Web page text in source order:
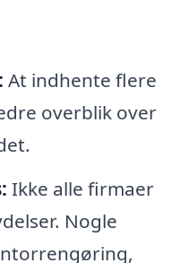
At indhente flere
overblik over
Ikke alle firmaer
Nogle